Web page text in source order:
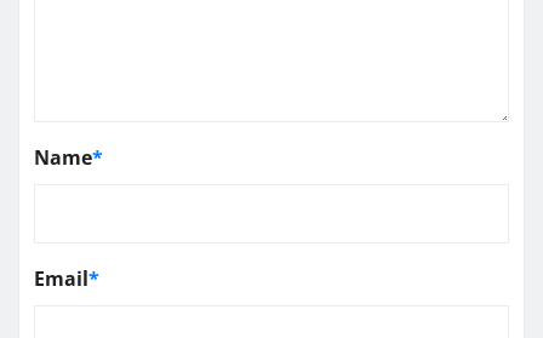
Name*
Email*